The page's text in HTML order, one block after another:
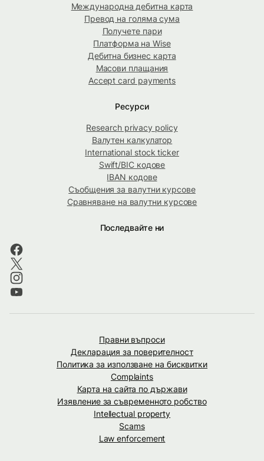
Международна дебитна карта
Превод на голяма сума
Получете пари
Платформа на Wise
Дебитна бизнес карта
Масови плащания
Accept card payments
Ресурси
Research privacy policy
Валутен калкулатор
International stock ticker
Swift/BIC кодове
IBAN кодове
Съобщения за валутни курсове
Сравняване на валутни курсове
Последвайте ни
Правни въпроси
Декларация за поверителност
Политика за използване на бисквитки
Complaints
Карта на сайта по държави
Изявление за съвременното робство
Intellectual property
Scams
Law enforcement